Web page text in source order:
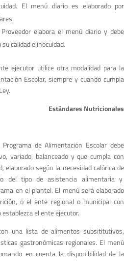
El menú diario es elaborado por
elabora el menú diario y debe
calidad e inocuidad.
ejecutor utilice otra modalidad para la
Escolar, siempre y cuando cumpla
Estándares Nutricionales
de Alimentación Escolar debe
variado, balanceado y que cumpla con
elaborado según la necesidad calórica de
del tipo de asistencia alimentaria y
en el plantel. El menú será elaborado
o el ente regional o municipal con
el ente ejecutor.
una lista de alimentos subsititutivos,
gastronómicas regionales. El menú
en cuenta la disponibilidad de la